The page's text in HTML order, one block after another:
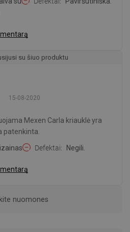
su šiuo produktu
15-08-2020
Mexen Carla kriauklė yra
patenkinta.
Defektai Negili.
nuomones